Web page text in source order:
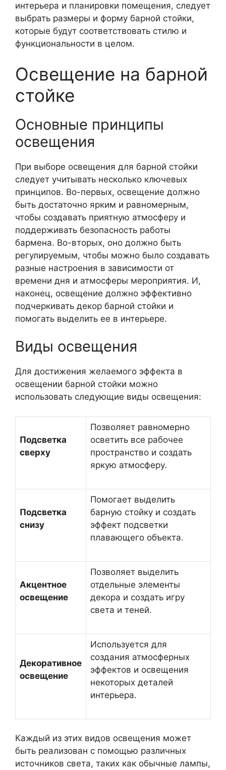
интерьера и планировки помещения, следует
выбрать размеры и форму барной стойки,
которые будут соответствовать стилю и
функциональности в целом.
Освещение на барной
стойке
Основные принципы
освещения
При выборе освещения для барной стойки
следует учитывать несколько ключевых
принципов. Во-первых, освещение должно
быть достаточно ярким и равномерным,
чтобы создавать приятную атмосферу и
поддерживать безопасность работы
бармена. Во-вторых, оно должно быть
регулируемым, чтобы можно было создавать
разные настроения в зависимости от
времени дня и атмосферы мероприятия. И,
наконец, освещение должно эффективно
подчеркивать декор барной стойки и
помогать выделить ее в интерьере.
Виды освещения
Для достижения желаемого эффекта в
освещении барной стойки можно
использовать следующие виды освещения:
Подсветка
сверху
Позволяет равномерно
осветить все рабочее
пространство и создать
яркую атмосферу.
Подсветка
снизу
Помогает выделить
барную стойку и создать
эффект подсветки
плавающего объекта.
Акцентное
освещение
Позволяет выделить
отдельные элементы
декора и создать игру
света и теней.
Декоративное
освещение
Используется для
создания атмосферных
эффектов и освещения
некоторых деталей
интерьера.
Каждый из этих видов освещения может
быть реализован с помощью различных
источников света, таких как обычные лампы,